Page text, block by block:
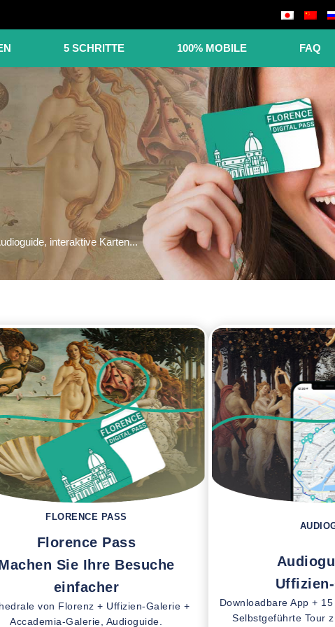
5 SCHRITTE 100% MOBILE FAQ
interaktive Karten...
FLORENCE PASS
Florence Pass
Sie Ihre Besuche
einfacher
von Florenz + Uffizien-Galerie +
Accademia-Galerie, Audioguide.
Downloadbare App +
Selbstgeführte Tour